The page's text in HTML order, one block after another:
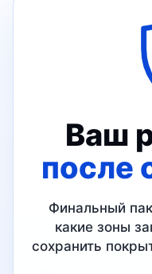
Ваш
после
Финальный
какие зоны
сохранить